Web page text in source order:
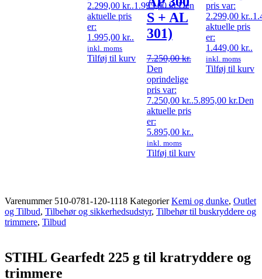
2.299,00 kr..1.995,00kr.Den
aktuelle pris
er:
1.995,00 kr..
inkl. moms
Tilføj til kurv
S + AL
301)
7.250,00kr.
Den
oprindelige
pris var:
7.250,00 kr..5.895,00 kr.Den
aktuelle pris
er:
5.895,00 kr..
inkl. moms
Tilføj til kurv
pris var:
2.299,00 kr..
aktuelle pris
er:
1.449,00 kr..
inkl. moms
Tilføj til kurv
Varenummer 510-0781-120-1118 Kategorier Kemi og dunke, Outlet
og Tilbud, Tilbehør og sikkerhedsudstyr, Tilbehør til buskryddere og
trimmere, Tilbud
STIHL Gearfedt 225 g til kratryddere og
trimmere